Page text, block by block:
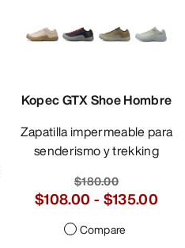
Kopec GTX Shoe Hombre
Zapatilla impermeable para
senderismo y trekking
$180.00
$108.00 - $135.00
Compare